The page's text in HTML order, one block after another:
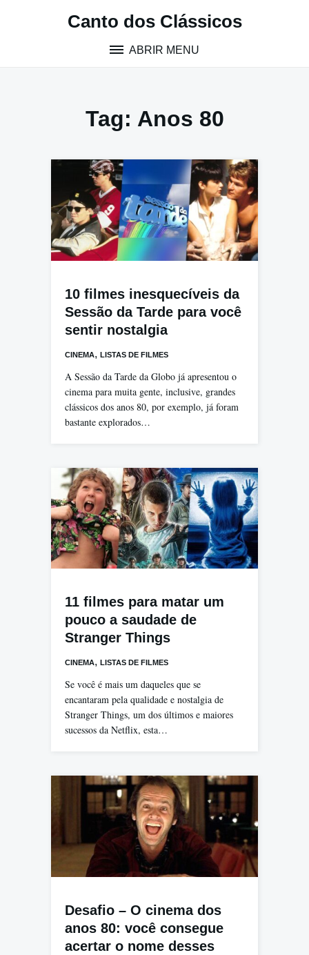
Canto dos Clássicos
ABRIR MENU
Tag: Anos 80
10 filmes inesquecíveis da
Sessão da Tarde para você
sentir nostalgia
CINEMA, LISTAS DE FILMES
A Sessão da Tarde da Globo já apresentou o
cinema para muita gente, inclusive, grandes
clássicos dos anos 80, por exemplo, já foram
bastante explorados…
11 filmes para matar um
pouco a saudade de
Stranger Things
CINEMA, LISTAS DE FILMES
Se você é mais um daqueles que se
encantaram pela qualidade e nostalgia de
Stranger Things, um dos últimos e maiores
sucessos da Netflix, esta…
Desafio – O cinema dos
anos 80: você consegue
acertar o nome desses